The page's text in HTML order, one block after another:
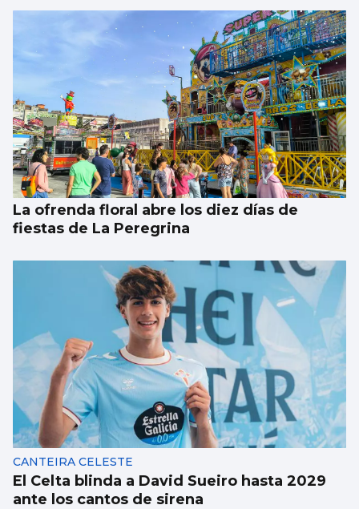
Los talentos juveniles llevan la música a la
calle
La ofrenda floral abre los diez días de
fiestas de La Peregrina
CANTEIRA CELESTE
El Celta blinda a David Sueiro hasta 2029
ante los cantos de sirena